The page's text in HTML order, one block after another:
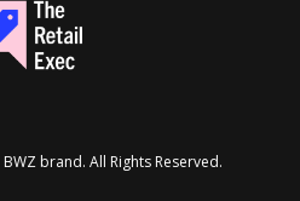
BWZ Opens new window
brand. All Rights Reserved.